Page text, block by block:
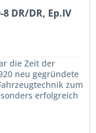
DR/DR, Ep.IV
die Zeit der
neu gegründete
zum
erfolgreich